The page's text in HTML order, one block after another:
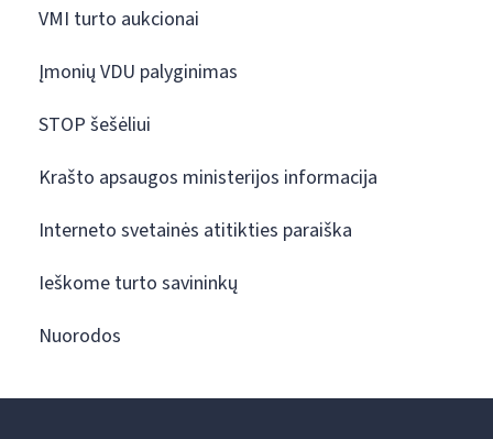
VMI turto aukcionai
Įmonių VDU palyginimas
STOP šešėliui
Krašto apsaugos ministerijos informacija
Interneto svetainės atitikties paraiška
Ieškome turto savininkų
Nuorodos